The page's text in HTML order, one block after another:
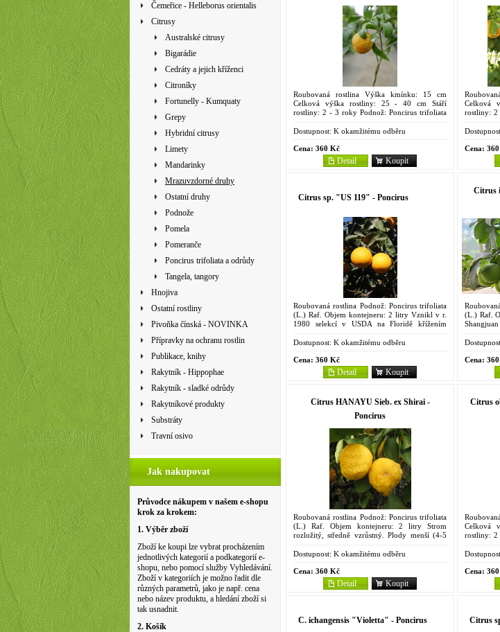
Čemeřice - Helleborus orientalis
Citrusy
Australské citrusy
Bigarádie
Cedráty a jejich kříženci
Citroníky
Fortunelly - Kumquaty
Grepy
Hybridní citrusy
Limety
Mandarinky
Mrazuvzdorné druhy
Ostatní druhy
Podnože
Pomela
Pomeranče
Poncirus trifoliata a odrůdy
Tangela, tangory
Hnojiva
Ostatní rostliny
Pivoňka čínská - NOVINKA
Přípravky na ochranu rostlin
Publikace, knihy
Rakytník - Hippophae
Rakytník - sladké odrůdy
Rakytníkové produkty
Substráty
Travní osivo
Jak nakupovat
Průvodce nákupem v našem e-shopu
krok za krokem:
1. Výběr zboží
Zboží ke koupi lze vybrat procházením
jednotlivých kategorií a podkategorií e-
shopu, nebo pomocí služby Vyhledávání.
Zboží v kategoriích je možno řadit dle
různých parametrů, jako je např. cena
nebo název produktu, a hledání zboží si
tak usnadnit.
2. Košík
Roubovaná rostlina Výška kmínku: 15 cm
Celková výška rostliny: 25 - 40 cm Stáří
rostliny: 2 - 3 roky Podnož: Poncirus trifoliata
Curafora...
Dostupnost: K okamžitému odběru
Cena: 360 Kč
Koupit
Detail
Celková
rostliny: 2
Cena:
Citrus sp. "US 119" - Poncirus
Roubovaná rostlina Podnož: Poncirus trifoliata
(L.) Raf. Objem kontejneru: 2 litry Vznikl v r.
1980 selekcí v USDA na Floridě křížením
grapefruitu 'Duncan' a...
Dostupnost: K okamžitému odběru
Cena: 360 Kč
Koupit
Detail
Citrus
(L.) Raf.
Vytváří
Cena:
Citrus HANAYU Sieb. ex Shirai -
Poncirus
Roubovaná rostlina Podnož: Poncirus trifoliata
(L.) Raf. Objem kontejneru: 2 litry Strom
rozložitý, středně vzrůstný. Plody menší (4-5
žluté,...
Dostupnost: K okamžitému odběru
Cena: 360 Kč
Koupit
Detail
Citrus
Celková
rostliny: 2
Cena:
C. ichangensis "Violetta" - Poncirus Citrus